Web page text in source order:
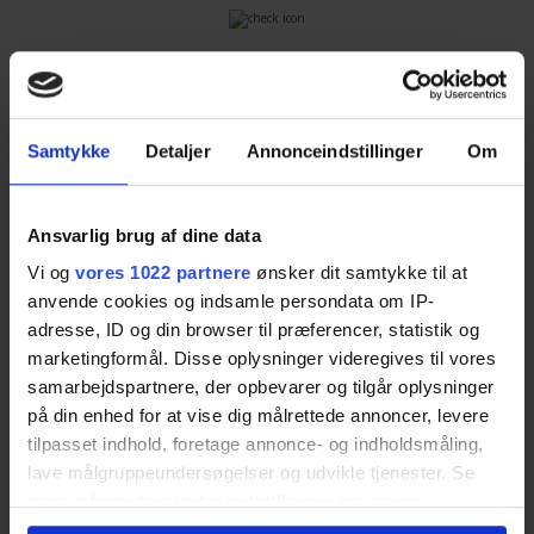
Samtykke Detaljer Annonceindstillinger Om
Ansvarlig brug af dine data
Vi og vores 1022 partnere ønsker dit samtykke til at
anvende cookies og indsamle persondata om IP-
adresse, ID og din browser til præferencer, statistik og
marketingformål. Disse oplysninger videregives til vores
samarbejdspartnere, der opbevarer og tilgår oplysninger
på din enhed for at vise dig målrettede annoncer, levere
tilpasset indhold, foretage annonce- og indholdsmåling,
lave målgruppeundersøgelser og udvikle tjenester. Se
Du skal kun udfylde
. Så bliver du
kontaktet af op til fire ejendomsmæglere, som kan
give dig en realistisk salgsvurdering og tilbud på
Ejendomsmæglerne ved, at de konkurrerer med
andre mæglere om dig som kunde, så du får deres
bedste og mest konkurrencedygtige tilbud.
Med Ejendomsmægler.dk er det nemt at finde den
rigtige mægler i Faaborg. Det er gratis, og du
binder dig ikke til noget. Du bestemmer helt selv,
om du takker ja til et tilbud eller ej.
Spild ikke tiden med at indhente tilbud. Lad
professionelle og lokalkendte ejendomsmæglere
Spar penge
Ejendomsmæglerne ved, at de konkurrerer om dig
som kunde. Du kan være sikker på, at de giver dig
deres bedste tilbud.